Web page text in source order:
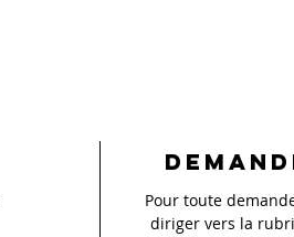
Pour toute
diriger vers la